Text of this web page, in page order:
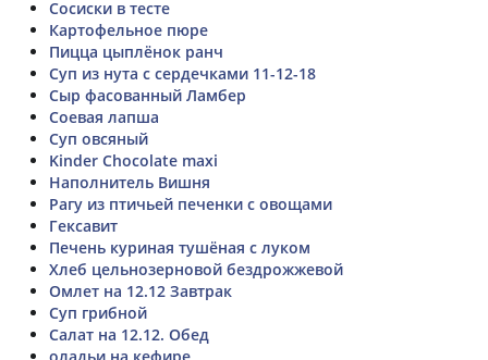
Сосиски в тесте
Картофельное пюре
Пицца цыплёнок ранч
Суп из нута с сердечками 11-12-18
Сыр фасованный Ламбер
Соевая лапша
Суп овсяный
Kinder Chocolate maxi
Наполнитель Вишня
Рагу из птичьей печенки с овощами
Гексавит
Печень куриная тушёная с луком
Хлеб цельнозерновой бездрожжевой
Омлет на 12.12 Завтрак
Суп грибной
Салат на 12.12. Обед